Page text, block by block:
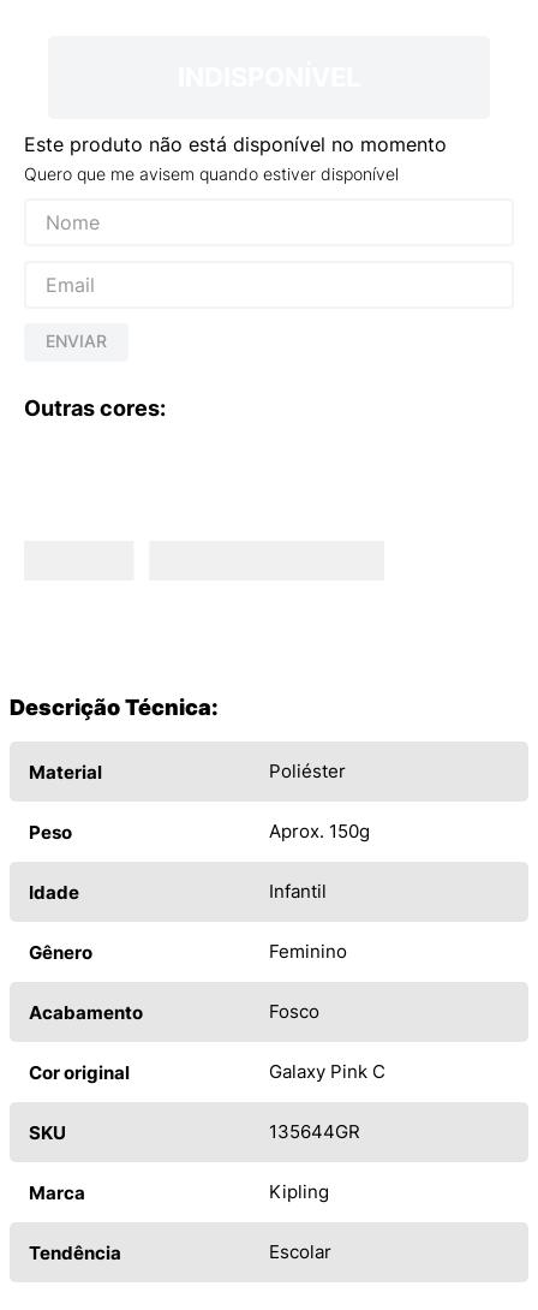
Este produto não está disponível no momento
Quero que me avisem quando estiver disponível
ENVIAR
Outras cores:
Descrição Técnica:
Material Poliéster
Peso Aprox. 150g
Idade Infantil
Gênero Feminino
Acabamento Fosco
Cor original Galaxy Pink C
SKU 135644GR
Marca Kipling
Tendência Escolar